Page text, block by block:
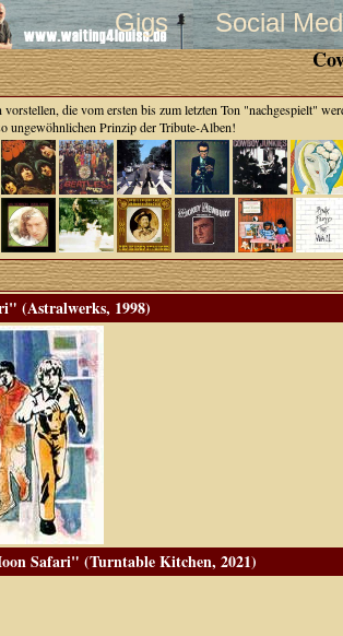
Gigs Social
die vom ersten bis zum letzten Ton "nachgespielt"
ungewöhnlichen Prinzip der Tribute-Alben!
(Astralwerks, 1998)
Safari" (Turntable Kitchen, 2021)